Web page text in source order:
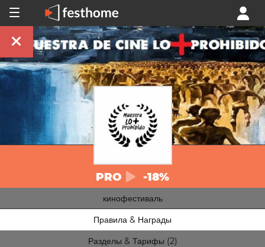
PRO -18%
кинофестиваль
Правила & Награды
Разделы & Тарифы (2)